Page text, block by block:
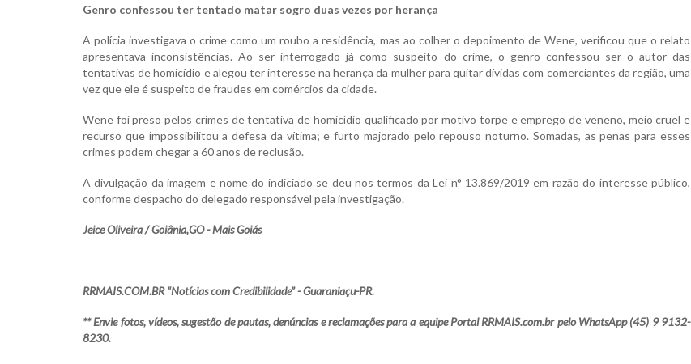
Genro confessou ter tentado matar sogro duas vezes por herança
A polícia investigava o crime como um roubo a residência, mas ao colher o depoimento de Wene, verificou que o relato
apresentava inconsistências. Ao ser interrogado já como suspeito do crime, o genro confessou ser o autor das
tentativas de homicídio e alegou ter interesse na herança da mulher para quitar dívidas com comerciantes da região, uma
vez que ele é suspeito de fraudes em comércios da cidade.
Wene foi preso pelos crimes de tentativa de homicídio qualificado por motivo torpe e emprego de veneno, meio cruel e
recurso que impossibilitou a defesa da vítima; e furto majorado pelo repouso noturno. Somadas, as penas para esses
crimes podem chegar a 60 anos de reclusão.
A divulgação da imagem e nome do indiciado se deu nos termos da Lei n° 13.869/2019 em razão do interesse público,
conforme despacho do delegado responsável pela investigação.
Jeice Oliveira / Goiânia,GO - Mais Goiás
RRMAIS.COM.BR “Notícias com Credibilidade” - Guaraniaçu-PR.
** Envie fotos, vídeos, sugestão de pautas, denúncias e reclamações para a equipe Portal RRMAIS.com.br pelo WhatsApp (45) 9 9132-
8230.